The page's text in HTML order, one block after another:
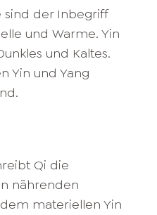
sind der Inbegriff
und Warme. Yin
und Kaltes.
Yin und Yang
Qi die
nährenden
materiellen Yin